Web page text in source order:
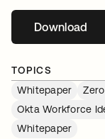
Download
新しい
TOPICS
Whitepaper
Okta Workforce
Whitepaper